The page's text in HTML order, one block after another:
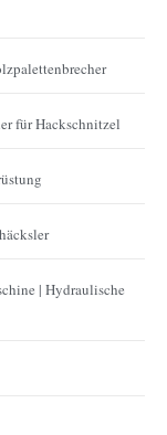
für Hackschnitzel
| Hydraulische